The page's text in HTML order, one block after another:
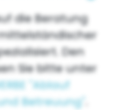
die Beratung
Den
Sie bitte unter
"Ablauf
Betreuung"